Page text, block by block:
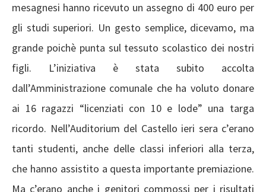
mesagnesi hanno ricevuto un assegno di 400 euro per
gli studi superiori. Un gesto semplice, dicevamo, ma
grande poichè punta sul tessuto scolastico dei nostri
figli. L’iniziativa è stata subito accolta
dall’Amministrazione comunale che ha voluto donare
ai 16 ragazzi “licenziati con 10 e lode” una targa
ricordo. Nell’Auditorium del Castello ieri sera c’erano
tanti studenti, anche delle classi inferiori alla terza,
che hanno assistito a questa importante premiazione.
Ma c’erano anche i genitori commossi per i risultati